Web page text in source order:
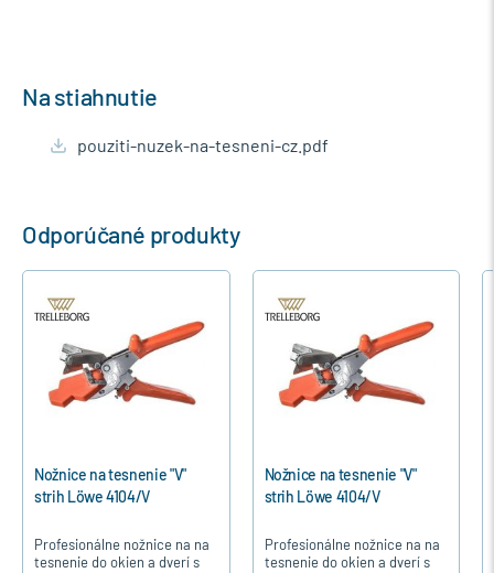
Na stiahnutie
pouziti-nuzek-na-tesneni-cz.pdf
Odporúčané produkty
Nožnice na tesnenie "V"
strih Löwe 4104/V
Profesionálne nožnice na na
tesnenie do okien a dverí s
Nožnice na tesnenie "V"
strih Löwe 4104/V
Profesionálne nožnice na na
tesnenie do okien a dverí s